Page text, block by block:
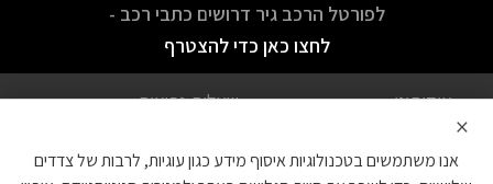
לפורטל הרכב גיר דרושים כתבי רכב -
לחצו כאן כדי להצטרף
אודותינו
שאלות נפוצות
×
אנו משתמשים בטכנולוגיות איסוף מידע כגון עוגיות, לרבות של צדדים